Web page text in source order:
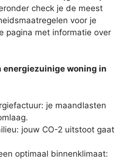
check je de meest
voor je
pagina met informatie over
energiezuinige woning in
je maandlasten
jouw CO-2 uitstoot gaat
optimaal binnenklimaat: